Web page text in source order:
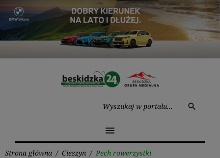
Przejdź
treści
search
menu
Strona główna / Cieszyn / Pech rowerzystki